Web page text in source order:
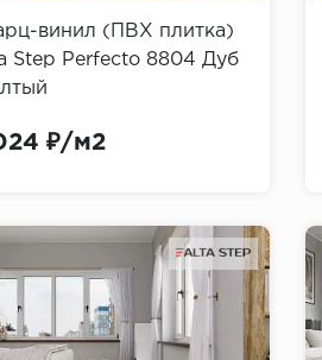
винил (ПВХ плитка)
Step Perfecto 8804 Дуб
₽/м2